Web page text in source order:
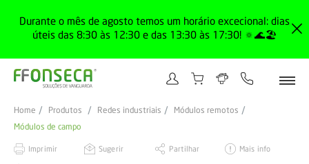
Durante o mês de agosto temos um horário excecional: dias
úteis das 8:30 às 12:30 e das 13:30 às 17:30! 🔅🌊🏖️
Home Produtos Redes industriais
Módulos remotos
Módulos de campo
Imprimir Sugerir Partilhar Mais info